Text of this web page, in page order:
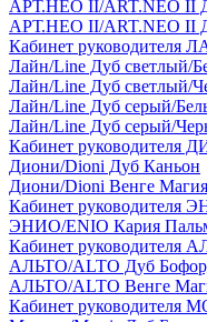
АРТ.НЕО II/ART.NEO II
АРТ.НЕО II/ART.NEO II
Кабинет руководителя
Лайн/Line Дуб светлый/
Лайн/Line Дуб светлый/
Лайн/Line Дуб серый/
Лайн/Line Дуб серый/
Кабинет руководителя
Диони/Dioni Дуб Каньон
Диони/Dioni Венге Магия
Кабинет руководителя
ЭНИО/ENIO Кария
Кабинет руководителя
АЛЬТО/ALTO Дуб
АЛЬТО/ALTO Венге
Кабинет руководителя